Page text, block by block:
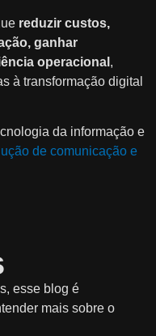
reduzir custos,
ganhar
operacional ,
à transformação digital
da informação e
de comunicação e
esse blog é
mais sobre o